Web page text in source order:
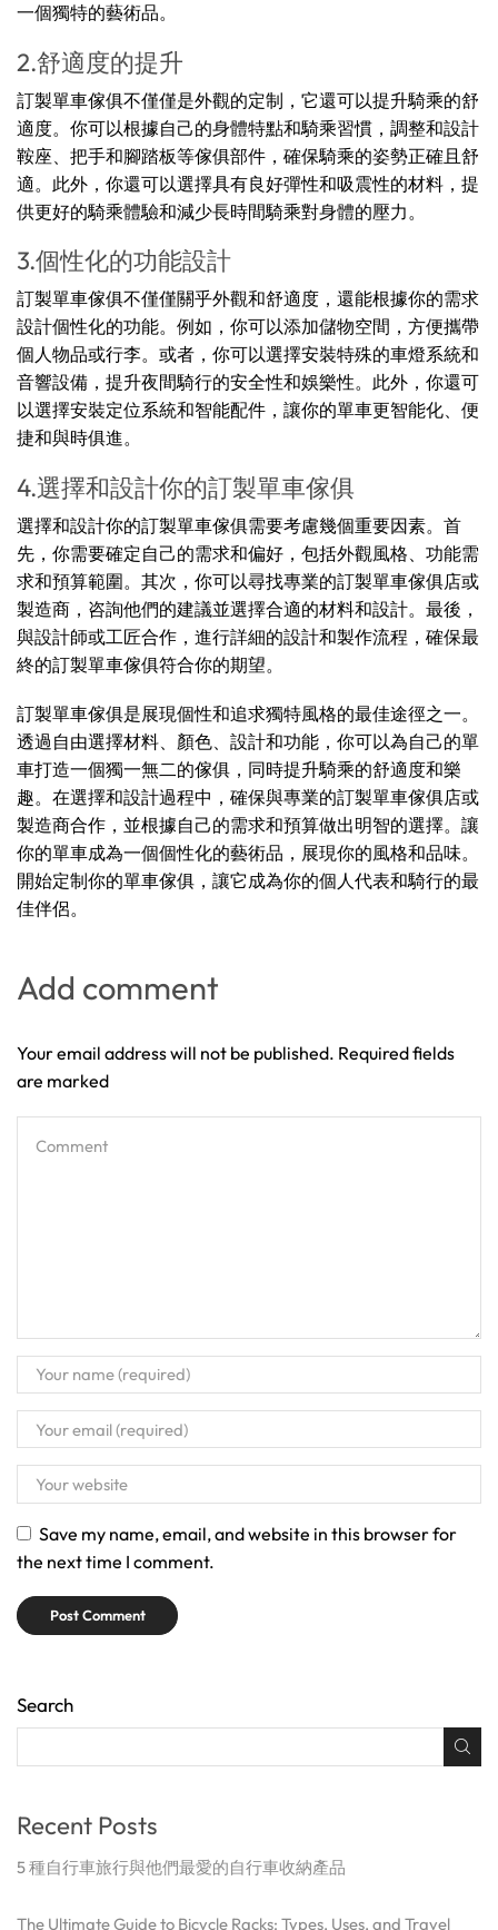
一個獨特的藝術品。
2.舒適度的提升
訂製單車傢俱不僅僅是外觀的定制，它還可以提升騎乘的舒
適度。你可以根據自己的身體特點和騎乘習慣，調整和設計
鞍座、把手和腳踏板等傢俱部件，確保騎乘的姿勢正確且舒
適。此外，你還可以選擇具有良好彈性和吸震性的材料，提
供更好的騎乘體驗和減少長時間騎乘對身體的壓力。
3.個性化的功能設計
訂製單車傢俱不僅僅關乎外觀和舒適度，還能根據你的需求
設計個性化的功能。例如，你可以添加儲物空間，方便攜帶
個人物品或行李。或者，你可以選擇安裝特殊的車燈系統和
音響設備，提升夜間騎行的安全性和娛樂性。此外，你還可
以選擇安裝定位系統和智能配件，讓你的單車更智能化、便
捷和與時俱進。
4.選擇和設計你的訂製單車傢俱
選擇和設計你的訂製單車傢俱需要考慮幾個重要因素。首
先，你需要確定自己的需求和偏好，包括外觀風格、功能需
求和預算範圍。其次，你可以尋找專業的訂製單車傢俱店或
製造商，咨詢他們的建議並選擇合適的材料和設計。最後，
與設計師或工匠合作，進行詳細的設計和製作流程，確保最
終的訂製單車傢俱符合你的期望。
訂製單車傢俱是展現個性和追求獨特風格的最佳途徑之一。
透過自由選擇材料、顏色、設計和功能，你可以為自己的單
車打造一個獨一無二的傢俱，同時提升騎乘的舒適度和樂
趣。在選擇和設計過程中，確保與專業的訂製單車傢俱店或
製造商合作，並根據自己的需求和預算做出明智的選擇。讓
你的單車成為一個個性化的藝術品，展現你的風格和品味。
開始定制你的單車傢俱，讓它成為你的個人代表和騎行的最
佳伴侶。
Add comment
Your email address will not be published. Required fields
are marked
Save my name, email, and website in this browser for
the next time I comment.
Search
Recent Posts
5 種自行車旅行與他們最愛的自行車收納產品
The Ultimate Guide to Bicycle Racks: Types, Uses, and Travel